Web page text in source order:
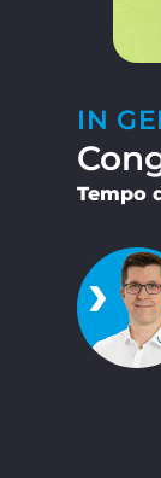
IN
Tempo